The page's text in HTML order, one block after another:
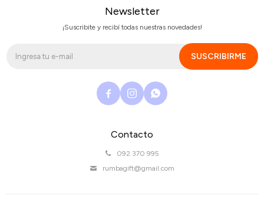
Contacto
092 370 995
rumbagift@gmail.com
Newsletter
¡Suscribite y recibí todas nuestras novedades!
SUSCRIBIRME
  